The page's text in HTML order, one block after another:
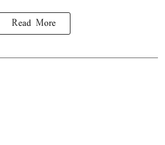
Read More